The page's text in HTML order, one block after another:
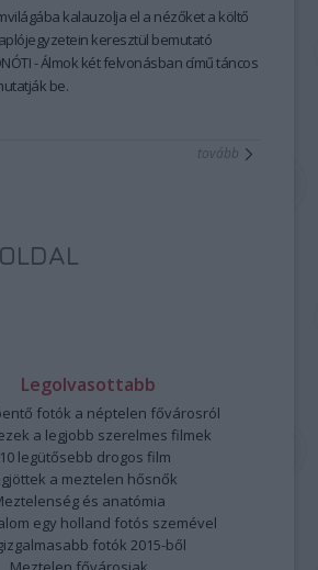
kalauzolja el a nézőket a költő
keresztül bemutató
- Álmok két felvonásban címűtáncos
be.
tovább
Legolvasottabb
fotók a néptelen fővárosról
a legjobb szerelmes filmek
legütősebb drogos film
a meztelen hősnők
és anatómia
egy holland fotós szemével
fotók 2015-ből